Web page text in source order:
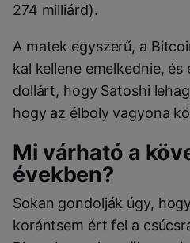
274 milliárd).
A matek egyszerű, a
kal kellene emelkednie, és
dollárt, hogy Satoshi
hogy az élboly vagyona
Mi várható a
években?
Sokan gondolják úgy,
korántsem ért fel a